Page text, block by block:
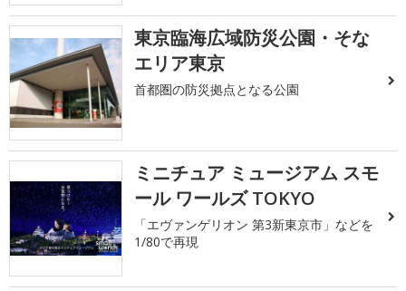
東京臨海広域防災公園・そな
エリア東京
首都圏の防災拠点となる公園
ミニチュア ミュージアム スモ
ール ワールズ TOKYO
「エヴァンゲリオン 第3新東京市」などを
1/80で再現